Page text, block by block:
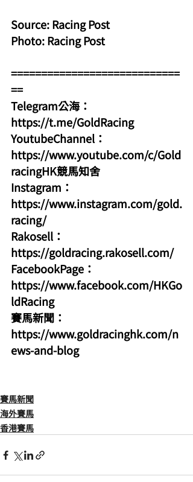
Source: Racing Post
Photo: Racing Post
============================
==
Telegram公海：
https://t.me/GoldRacing
YoutubeChannel：
https://www.youtube.com/c/Gold
racingHK競馬知舍
Instagram：
https://www.instagram.com/gold.
racing/
Rakosell：
https://goldracing.rakosell.com/
FacebookPage：
https://www.facebook.com/HKGo
ldRacing
賽馬新聞：
https://www.goldracinghk.com/n
ews-and-blog
賽馬新聞
海外賽馬
香港賽馬